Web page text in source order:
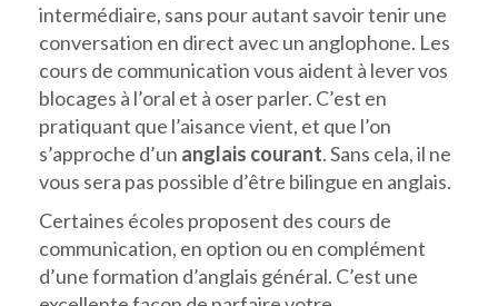
intermédiaire, sans pour autant savoir tenir une
conversation en direct avec un anglophone. Les
cours de communication vous aident à lever vos
blocages à l’oral et à oser parler. C’est en
pratiquant que l’aisance vient, et que l’on
s’approche d’un anglais courant. Sans cela, il ne
vous sera pas possible d’être bilingue en anglais.
Certaines écoles proposent des cours de
communication, en option ou en complément
d’une formation d’anglais général. C’est une